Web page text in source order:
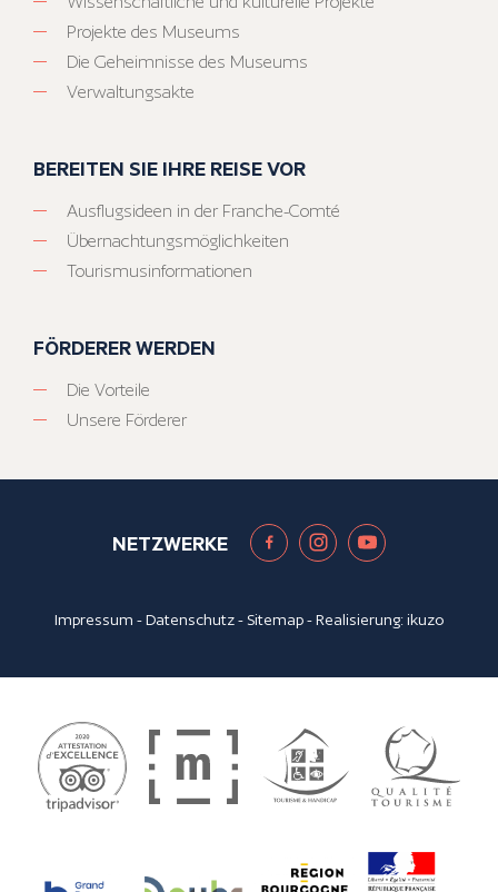
Projekte des Museums
Die Geheimnisse des Museums
Verwaltungsakte
BEREITEN SIE IHRE REISE VOR
Ausflugsideen in der Franche-Comté
Übernachtungsmöglichkeiten
Tourismusinformationen
FÖRDERER WERDEN
Die Vorteile
Unsere Förderer
NETZWERKE
Impressum -Datenschutz- Sitemap- Realisierung:ikuzo